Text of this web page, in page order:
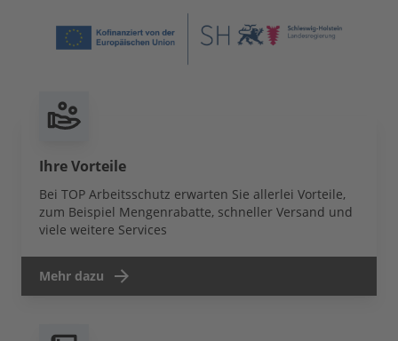
Ihre Vorteile
Bei TOP Arbeitsschutz erwarten Sie allerlei Vorteile,
zum Beispiel Mengenrabatte, schneller Versand und
viele weitere Services
Mehr dazu